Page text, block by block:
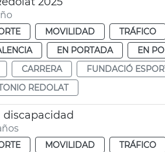
MOVILIDAD TRÁFICO
EN PORTADA EN
CARRERA FUNDACIÓ
REDOLAT
discapacidad
MOVILIDAD TRÁFICO